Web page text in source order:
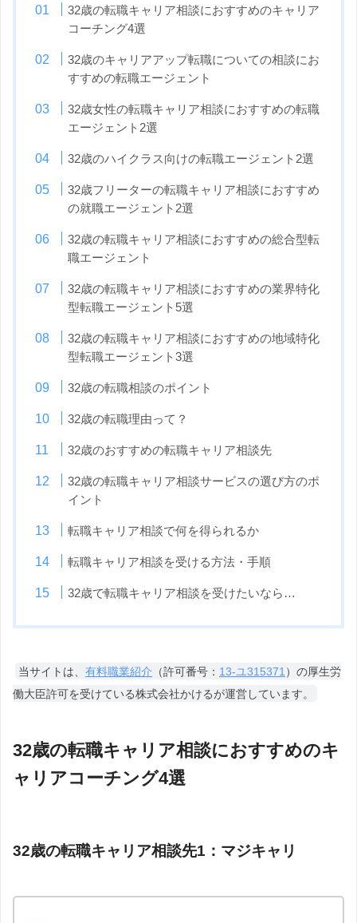
32歳の転職キャリア相談におすすめのキャリア
コーチング4選
32歳のキャリアアップ転職についての相談にお
すすめの転職エージェント
32歳女性の転職キャリア相談におすすめの転職
エージェント2選
32歳のハイクラス向けの転職エージェント2選
32歳フリーターの転職キャリア相談におすすめ
の就職エージェント2選
32歳の転職キャリア相談におすすめの総合型転
職エージェント
32歳の転職キャリア相談におすすめの業界特化
型転職エージェント5選
32歳の転職キャリア相談におすすめの地域特化
型転職エージェント3選
32歳の転職相談のポイント
32歳の転職理由って？
32歳のおすすめの転職キャリア相談先
32歳の転職キャリア相談サービスの選び方のポ
イント
転職キャリア相談で何を得られるか
転職キャリア相談を受ける方法・手順
32歳で転職キャリア相談を受けたいなら…
当サイトは、有料職業紹介 （許可番号： 13-ユ315371 ）の厚生労
働大臣許可を受けている株式会社かけるが運営しています。
32歳の転職キャリア相談におすすめのキ
ャリアコーチング4選
32歳の転職キャリア相談先1：マジキャリ